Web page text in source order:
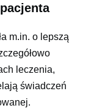
m.in. o lepszą
leczenia,
świadczeń